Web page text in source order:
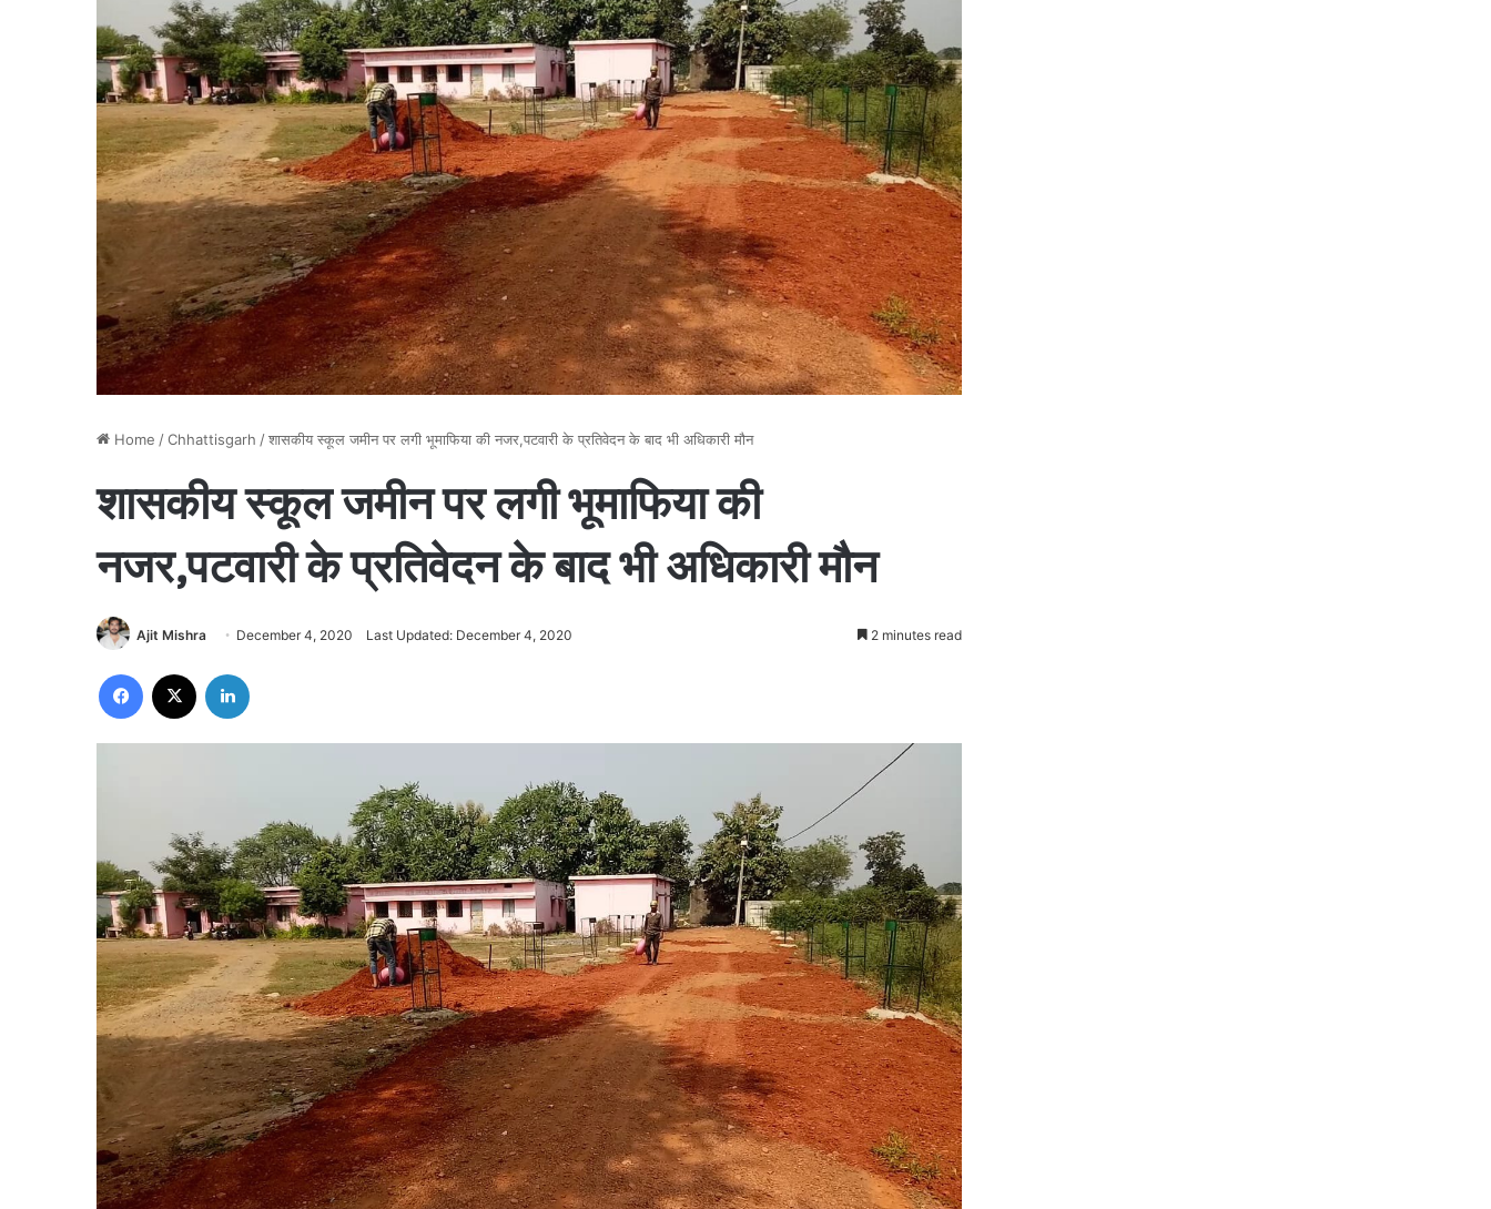
Home /Chhattisgarh /शासकीय स्कूल जमीन पर लगी भूमाफिया की नजर,पटवारी के प्रतिवेदन के बाद भी अधिकारी मौन
शासकीय स्कूल जमीन पर लगी भूमाफिया की
नजर,पटवारी के प्रतिवेदन के बाद भी अधिकारी मौन
Ajit Mishra December 4, 2020 Last Updated: December 4, 2020 2 minutes read
Facebook